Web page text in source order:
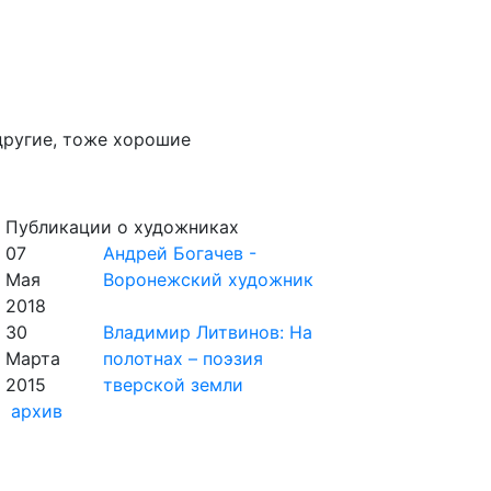
тоже хорошие
Публикации о художниках
07
Мая
2018
Андрей Богачев -
Воронежский художник
30
Марта
2015
Владимир Литвинов: На
полотнах – поэзия
тверской земли
архив